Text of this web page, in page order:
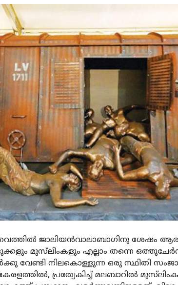
ജാലിയൻവാലാബാഗിനു ശേഷം
മുസ്‌ലിംകളും എല്ലാം തന്നെ
വേണ്ടി നിലകൊള്ളുന്ന ഒരു സ്ഥിതി
പ്രത്യേകിച്ച് മലബാറിൽ